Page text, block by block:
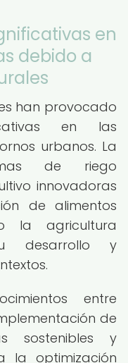
en
debido a
han provocado
en las
urbanos. La
de riego
innovadoras
de alimentos
la agricultura
desarrollo y
entre
de
sostenibles y
la optimización